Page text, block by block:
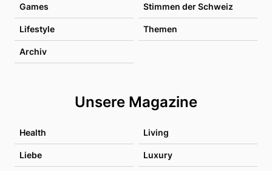
Games Stimmen der Schweiz
Lifestyle Themen
Archiv
Unsere Magazine
Health Living
Liebe Luxury